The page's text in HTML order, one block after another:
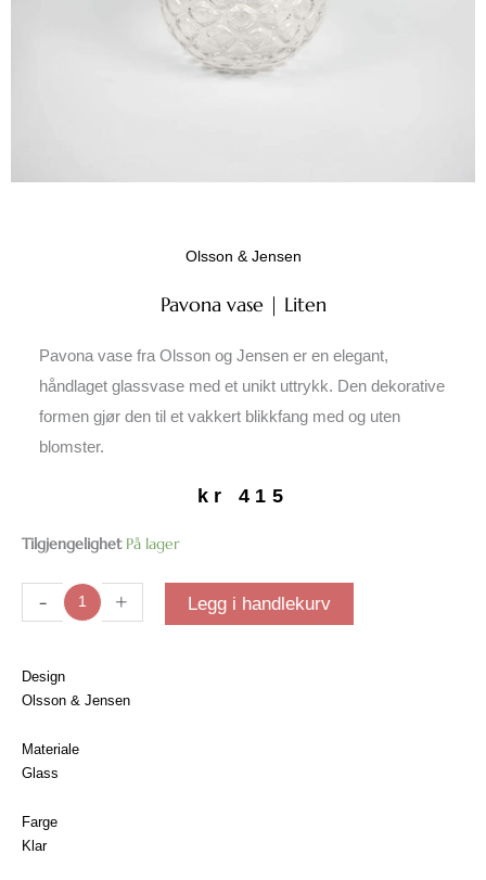
Olsson & Jensen
Pavona vase | Liten
Pavona vase fra Olsson og Jensen er en elegant,
håndlaget glassvase med et unikt uttrykk. Den dekorative
formen gjør den til et vakkert blikkfang med og uten
blomster.
kr 415
Tilgjengelighet På lager
-
Pavona
+ Legg i handlekurv
Design
Olsson & Jensen
Materiale
Glass
Farge
Klar